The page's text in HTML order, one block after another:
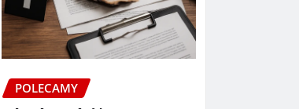
POLECAMY